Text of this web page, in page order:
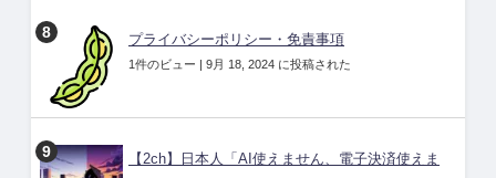
プライバシーポリシー・免責事項
1件のビュー | 9月 18, 2024 に投稿された
【2ch】日本人「AI使えません、電子決済使えま